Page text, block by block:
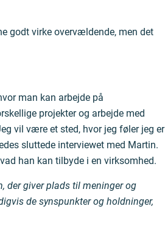
godt virke overvældende, men det
man kan arbejde på
projekter og arbejde med
vil være et sted, hvor jeg føler jeg er
sluttede interviewet med Martin.
han kan tilbyde i en virksomhed.
der giver plads til meninger og
de synspunkter og holdninger,